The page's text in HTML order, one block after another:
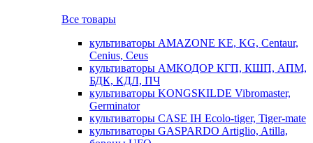
Все товары
культиваторы AMAZONE KE, KG, Centaur,
Cenius, Ceus
культиваторы АМКОДОР КГП, КШП, АПМ,
БДК, КДЛ, ПЧ
культиваторы KONGSKILDE Vibromaster,
Germinator
культиваторы CASE IH Ecolo-tiger, Tiger-mate
культиваторы GASPARDO Artiglio, Atilla,